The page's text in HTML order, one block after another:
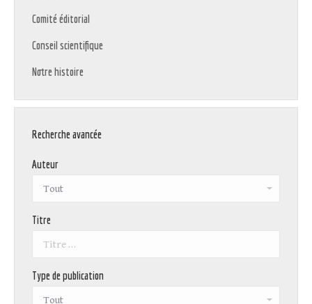
Comité éditorial
Conseil scientifique
Notre histoire
Recherche avancée
Auteur
Titre
Type de publication